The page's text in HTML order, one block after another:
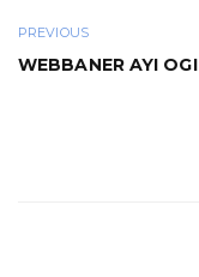
PREVIOUS
WEBBANER AYI OGI